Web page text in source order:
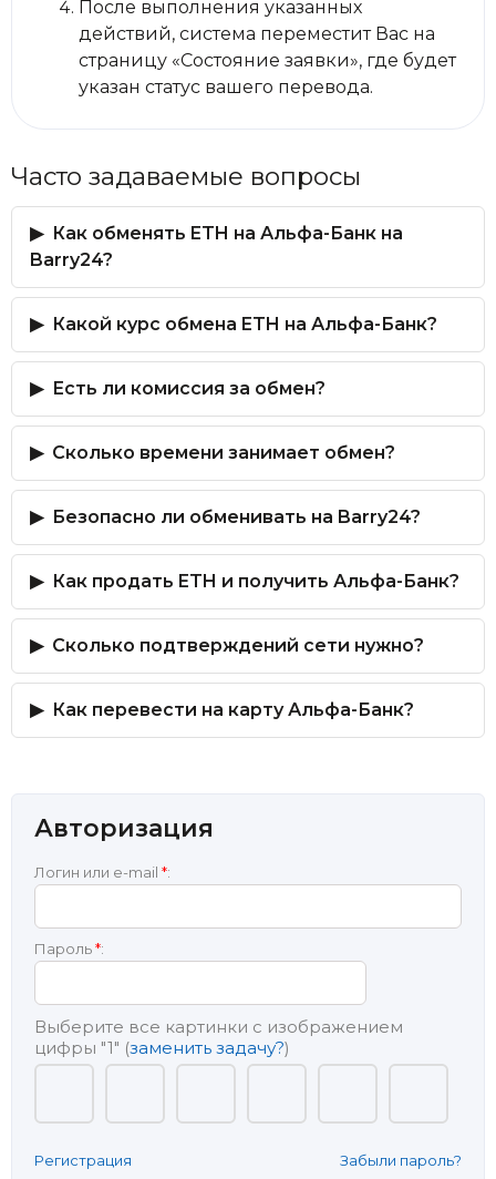
После выполнения указанных
действий, система переместит Вас на
страницу «Состояние заявки», где будет
указан статус вашего перевода.
Часто задаваемые вопросы
Как обменять ETH на Альфа-Банк на
Barry24?
Какой курс обмена ETH на Альфа-Банк?
Есть ли комиссия за обмен?
Сколько времени занимает обмен?
Безопасно ли обменивать на Barry24?
Как продать ETH и получить Альфа-Банк?
Сколько подтверждений сети нужно?
Как перевести на карту Альфа-Банк?
Авторизация
Логин или e-mail *:
Пароль*:
Выберите все картинки с изображением
цифры "1" (заменить задачу?)
Регистрация Забыли пароль?